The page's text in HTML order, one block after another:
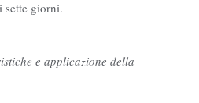
sette giorni.
e applicazione della